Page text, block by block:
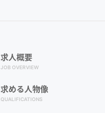
求人概要
JOB OVERVIEW
求める人物像
QUALIFICATIONS